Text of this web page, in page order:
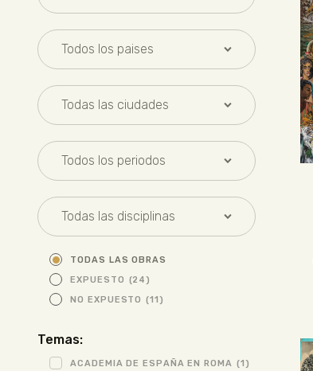
TODAS LAS OBRAS
EXPUESTO (24)
NO EXPUESTO (11)
Temas:
ACADEMIA DE ESPAÑA EN ROMA (1)